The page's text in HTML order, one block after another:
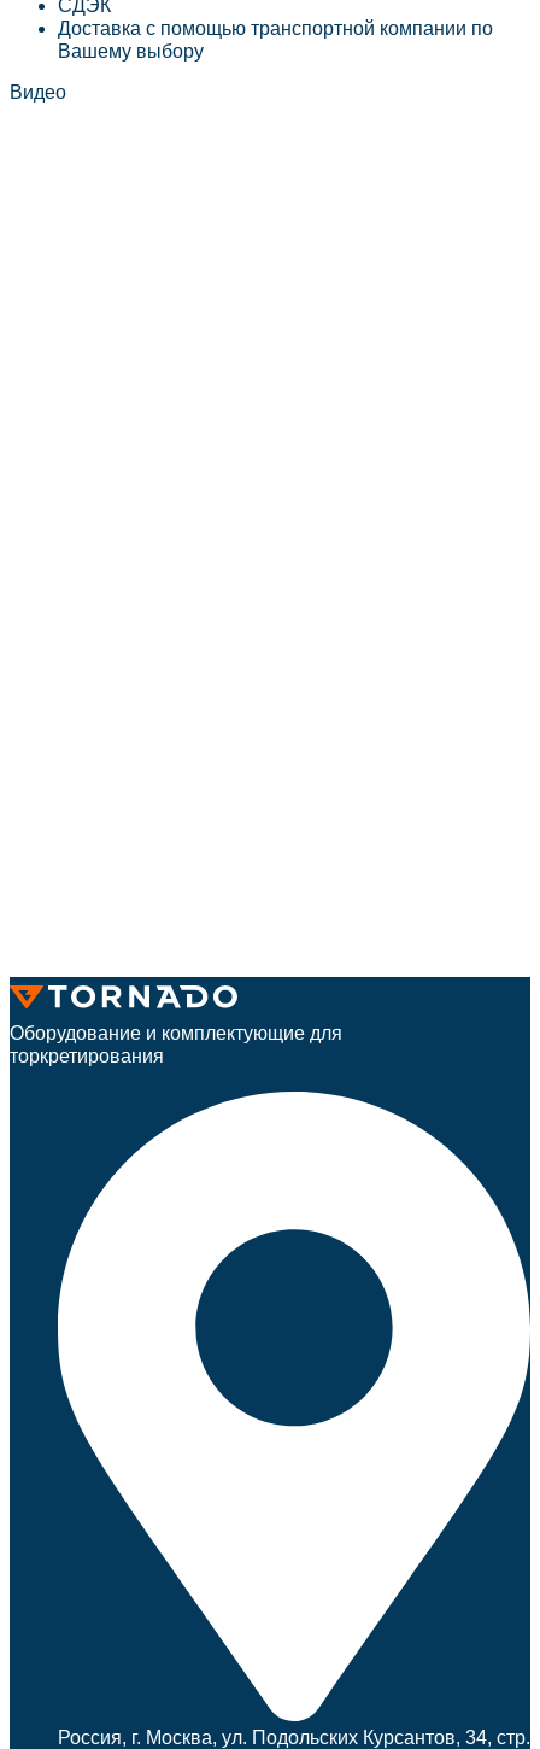
СДЭК
Доставка с помощью транспортной компании по
Вашему выбору
Видео
Оборудование и комплектующие для
торкретирования
Россия, г. Москва, ул. Подольских Курсантов, 34, стр.